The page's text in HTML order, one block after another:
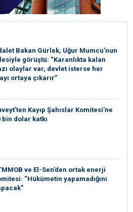
Bakan Gürlek, Uğur Mumcu’nun
görüştü: “Karanlıkta kalan
olaylar var, devlet isterse her
ortaya çıkarır”
Kayıp Şahıslar Komitesi’ne
bin dolar katkı
ve El-Sen’den ortak enerji
“Hükümetin yapamadığını